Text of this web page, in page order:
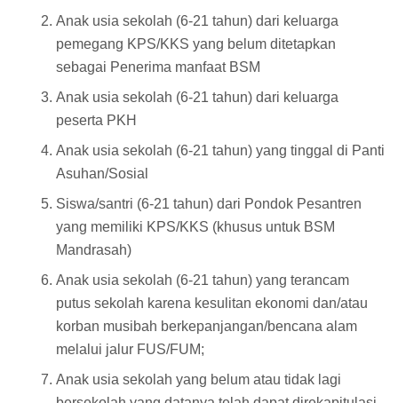
Anak usia sekolah (6-21 tahun) dari keluarga
pemegang KPS/KKS yang belum ditetapkan
sebagai Penerima manfaat BSM
Anak usia sekolah (6-21 tahun) dari keluarga
peserta PKH
Anak usia sekolah (6-21 tahun) yang tinggal di Panti
Asuhan/Sosial
Siswa/santri (6-21 tahun) dari Pondok Pesantren
yang memiliki KPS/KKS (khusus untuk BSM
Mandrasah)
Anak usia sekolah (6-21 tahun) yang terancam
putus sekolah karena kesulitan ekonomi dan/atau
korban musibah berkepanjangan/bencana alam
melalui jalur FUS/FUM;
Anak usia sekolah yang belum atau tidak lagi